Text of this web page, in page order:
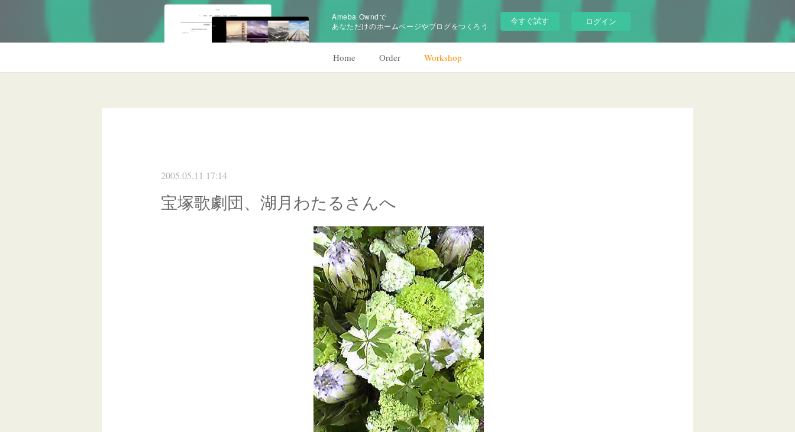
Ameba Owndで
あなただけのホームページやブログをつくろう
今すぐ試す ログイン
Home Order Workshop
2005.05.11 17:14
宝塚歌劇団、湖月わたるさんへ